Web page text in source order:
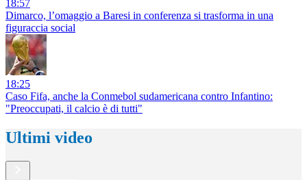
18:57
Dimarco, l’omaggio a Baresi in conferenza si trasforma in una
figuraccia social
18:25
Caso Fifa, anche la Conmebol sudamericana contro Infantino:
"Preoccupati, il calcio è di tutti"
Ultimi video